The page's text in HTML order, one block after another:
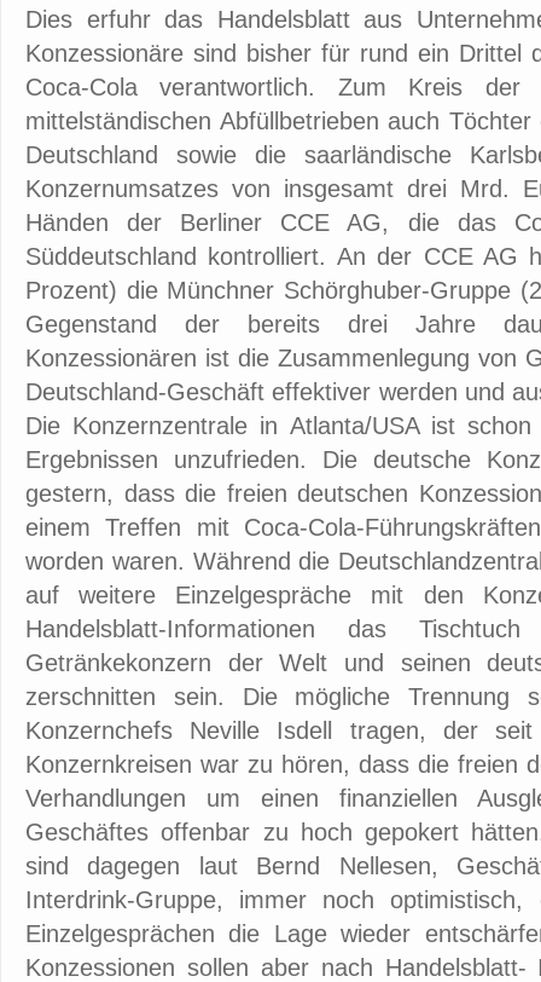
Dies erfuhr das Handelsblatt aus
Konzessionäre sind bisher für rund ein Drittel
Coca-Cola verantwortlich. Zum Kreis der
mittelständischen Abfüllbetrieben auch
Deutschland sowie die saarländische
Konzernumsatzes von insgesamt drei Mrd.
Händen der Berliner CCE AG, die das
Süddeutschland kontrolliert. An der CCE AG
Prozent) die Münchner Schörghuber-Gruppe
Gegenstand der bereits drei Jahre
Konzessionären ist die Zusammenlegung von
Deutschland-Geschäft effektiver werden und
Die Konzernzentrale in Atlanta/USA ist
Ergebnissen unzufrieden. Die deutsche
gestern, dass die freien deutschen
einem Treffen mit Coca-Cola-
worden waren. Während die
auf weitere Einzelgespräche mit den
Handelsblatt-Informationen das
Getränkekonzern der Welt und seinen
zerschnitten sein. Die mögliche Trennung
Konzernchefs Neville Isdell tragen, der
Konzernkreisen war zu hören, dass die freien
Verhandlungen um einen finanziellen
Geschäftes offenbar zu hoch gepokert
sind dagegen laut Bernd Nellesen,
Interdrink-Gruppe, immer noch
Einzelgesprächen die Lage wieder
Konzessionen sollen aber nach